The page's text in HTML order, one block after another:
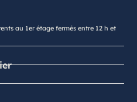
au 1er étage fermés entre 12 h et